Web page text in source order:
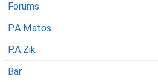
Forums
P.A.Matos
P.A.Zik
Bar